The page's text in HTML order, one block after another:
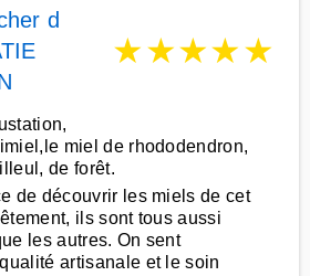
d
★★★★★
miel de rhododendron,
de forêt.
de découvrir les miels de cet
ils sont tous aussi
les autres. On sent
artisanale et le soin